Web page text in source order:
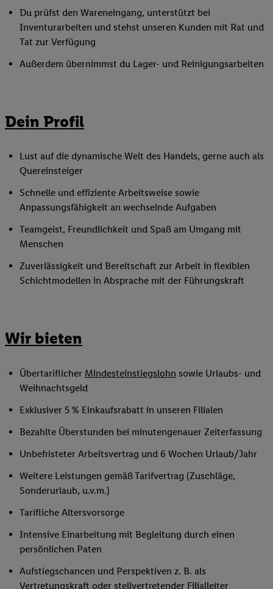
Du prüfst den Wareneingang, unterstützt bei
Inventurarbeiten und stehst unseren Kunden mit Rat und
Tat zur Verfügung
Außerdem übernimmst du Lager- und Reinigungsarbeiten
Dein Profil
Lust auf die dynamische Welt des Handels, gerne auch als
Quereinsteiger
Schnelle und effiziente Arbeitsweise sowie
Anpassungsfähigkeit an wechselnde Aufgaben
Teamgeist, Freundlichkeit und Spaß am Umgang mit
Menschen
Zuverlässigkeit und Bereitschaft zur Arbeit in flexiblen
Schichtmodellen in Absprache mit der Führungskraft
Wir bieten
Übertariflicher Mindesteinstiegslohn sowie Urlaubs- und
Weihnachtsgeld
Exklusiver 5 % Einkaufsrabatt in unseren Filialen
Bezahlte Überstunden bei minutengenauer Zeiterfassung
Unbefristeter Arbeitsvertrag und 6 Wochen Urlaub/Jahr
Weitere Leistungen gemäß Tarifvertrag (Zuschläge,
Sonderurlaub, u.v.m.)
Tarifliche Altersvorsorge
Intensive Einarbeitung mit Begleitung durch einen
persönlichen Paten
Aufstiegschancen und Perspektiven z. B. als
Vertretungskraft oder stellvertretender Filialleiter